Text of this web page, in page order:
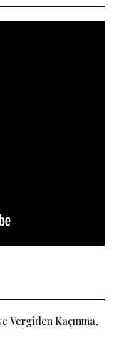
Vergiden Kaçınma,